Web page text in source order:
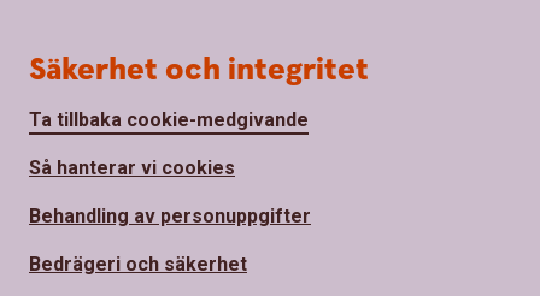
Säkerhet och integritet
Ta tillbaka cookie-medgivande
Så hanterar vi cookies
Behandling av personuppgifter
Bedrägeri och säkerhet